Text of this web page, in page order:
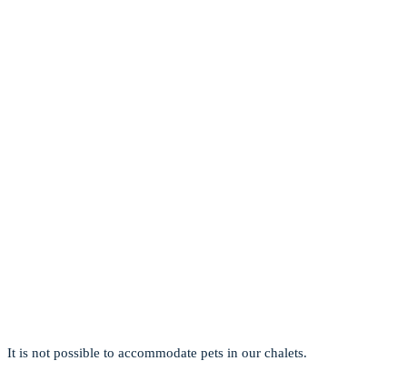
It is not possible to accommodate pets in our chalets.